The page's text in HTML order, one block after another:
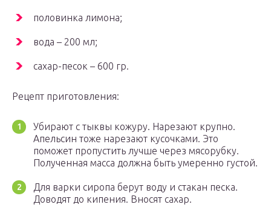
половинка лимона;
вода – 200 мл;
сахар-песок – 600 гр.
Рецепт приготовления:
Убирают с тыквы кожуру. Нарезают крупно.
Апельсин тоже нарезают кусочками. Это
поможет пропустить лучше через мясорубку.
Полученная масса должна быть умеренно густой.
Для варки сиропа берут воду и стакан песка.
Доводят до кипения. Вносят сахар.